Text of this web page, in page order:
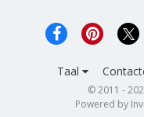
Taal
© 2011 -
Powered by